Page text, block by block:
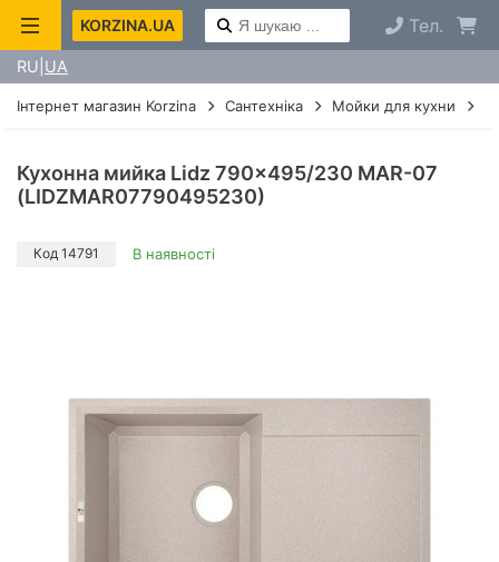
KORZINA.UA Тел.
RU UA
Інтернет магазин Korzina Сантехніка Мойки для кухни
Кухонна мийка Lidz 790x495/230 MAR-07
(LIDZMAR07790495230)
Код 14791 В наявності